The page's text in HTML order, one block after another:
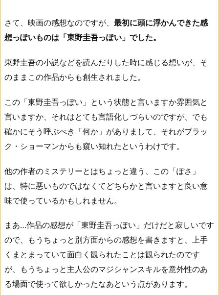
さて、映画の感想なのですが、 最初に頭に浮かんできた感
想っぽいものは「東野圭吾っぽい」でした。
東野圭吾の小説などを読んだりした時に感じる想いが、そ
のままこの作品からも創生されました。
この「東野圭吾っぽい」という状態と言いますか雰囲気と
言いますか、それはとても言語化しづらいのですが、でも
確かにそう呼ぶべき「何か」がありまして、それがブラッ
ク・ショーマンからも窺い知れたというわけです。
他の作者のミステリーとはちょっと違う、この「ぽさ」
は、特に悪いものではなくてどちらかと言いますと良い意
味で使っているかもしれません。
まあ…作品の感想が「東野圭吾っぽい」だけだと寂しいです
ので、もうちょっと別方面からの感想を書きますと、上手
くまとまっていて面白く観られたことは観られたのです
が、もうちょっと主人公のマジシャンスキルを意外性のあ
る場面で使って欲しかったなあという点があります。